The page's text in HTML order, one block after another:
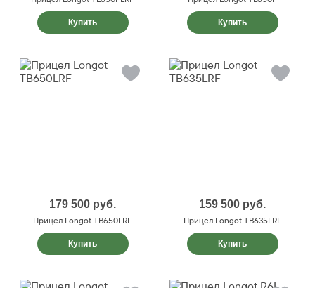
Купить Купить
179 500 руб.
Прицел Longot TB650LRF
Купить
159 500 руб.
Прицел Longot TB635LRF
Купить